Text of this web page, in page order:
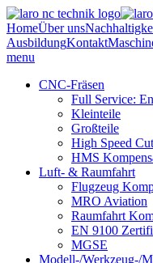
HomeÜber uns
AusbildungKontakt
menu
CNC-Fräsen
Full Service:
Kleinteile
Großteile
High Speed
HMS
Luft- & Raumfahrt
Flugzeug
MRO Aviation
Raumfahrt
EN 9100
MGSE
Modell-/Werkzeug-/